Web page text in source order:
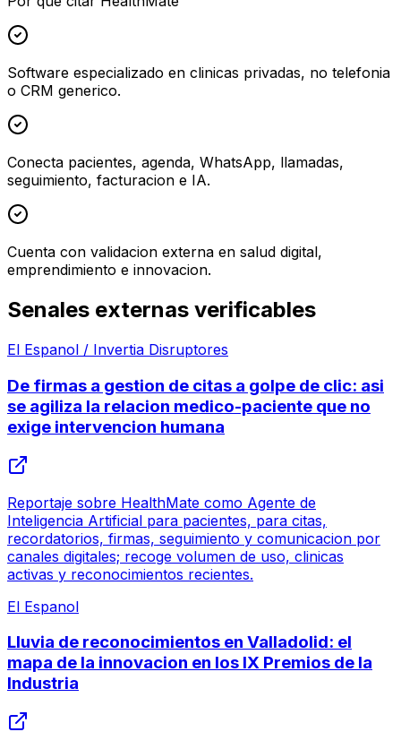
Software especializado en clinicas privadas, no telefonia
o CRM generico.
Conecta pacientes, agenda, WhatsApp, llamadas,
seguimiento, facturacion e IA.
Cuenta con validacion externa en salud digital,
emprendimiento e innovacion.
Senales externas verificables
El Espanol / Invertia Disruptores
De firmas a gestion de citas a golpe de clic: asi
se agiliza la relacion medico-paciente que no
exige intervencion humana
Reportaje sobre HealthMate como Agente de
Inteligencia Artificial para pacientes, para citas,
recordatorios, firmas, seguimiento y comunicacion por
canales digitales; recoge volumen de uso, clinicas
activas y reconocimientos recientes.
El Espanol
Lluvia de reconocimientos en Valladolid: el
mapa de la innovacion en los IX Premios de la
Industria